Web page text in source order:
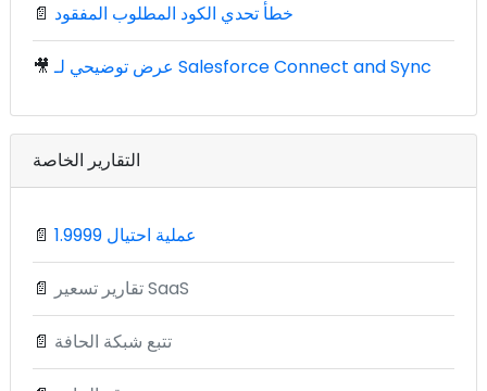
📄 خطأ تحدي الكود المطلوب المفقود
🎥 عرض توضيحي لـ Salesforce Connect and Sync
التقارير الخاصة
📄 1.9999 عملية احتيال
📄 تقارير تسعير SaaS
📄 تتبع شبكة الحافة